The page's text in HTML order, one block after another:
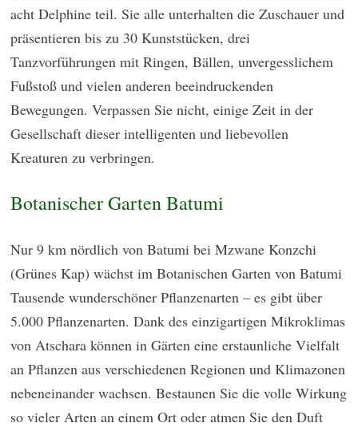
acht Delphine teil. Sie alle unterhalten die Zuschauer und
präsentieren bis zu 30 Kunststücken, drei
Tanzvorführungen mit Ringen, Bällen, unvergesslichem
Fußstoß und vielen anderen beeindruckenden
Bewegungen. Verpassen Sie nicht, einige Zeit in der
Gesellschaft dieser intelligenten und liebevollen
Kreaturen zu verbringen.
Botanischer Garten Batumi
Nur 9 km nördlich von Batumi bei Mzwane Konzchi
(Grünes Kap) wächst im Botanischen Garten von Batumi
Tausende wunderschöner Pflanzenarten – es gibt über
5.000 Pflanzenarten. Dank des einzigartigen Mikroklimas
von Atschara können in Gärten eine erstaunliche Vielfalt
an Pflanzen aus verschiedenen Regionen und Klimazonen
nebeneinander wachsen. Bestaunen Sie die volle Wirkung
so vieler Arten an einem Ort oder atmen Sie den Duft